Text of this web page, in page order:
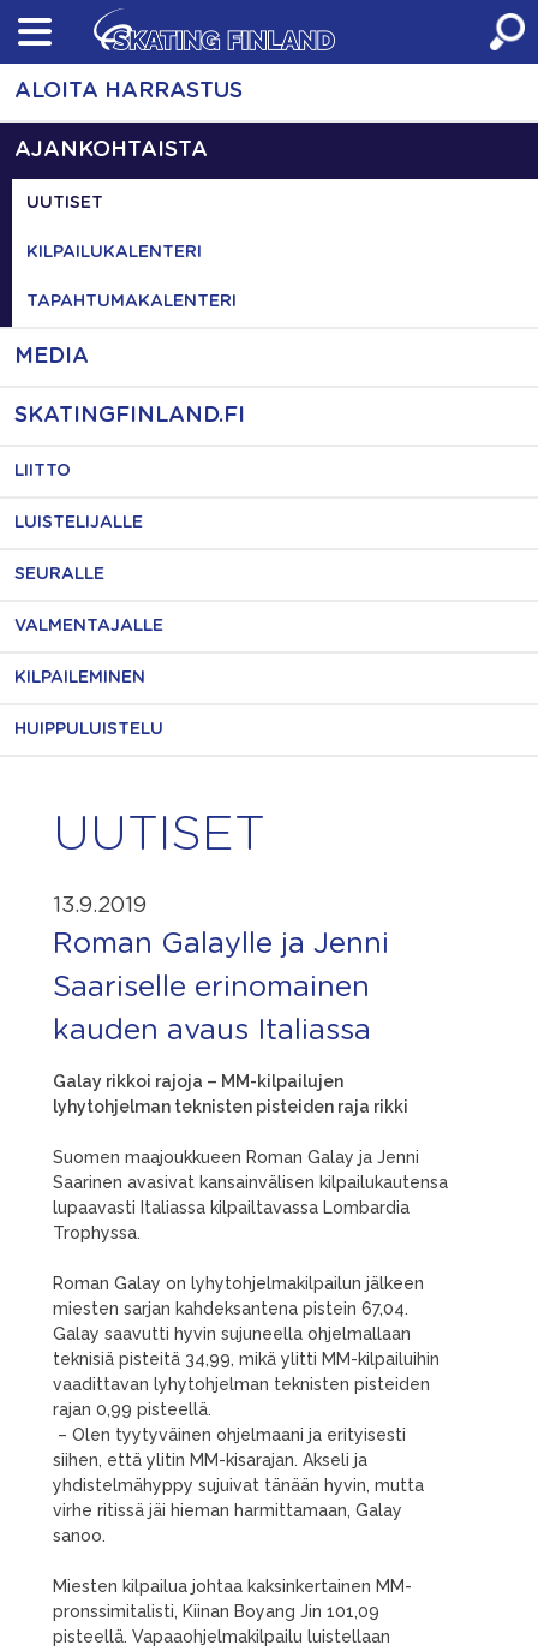
Skip
content
ALOITA HARRASTUS
AJANKOHTAISTA
UUTISET
KILPAILUKALENTERI
TAPAHTUMAKALENTERI
MEDIA
SKATINGFINLAND.FI
LIITTO
LUISTELIJALLE
SEURALLE
VALMENTAJALLE
KILPAILEMINEN
HUIPPULUISTELU
UUTISET
13.9.2019
Roman Galaylle ja Jenni
Saariselle erinomainen
kauden avaus Italiassa
Galay rikkoi rajoja – MM-kilpailujen
lyhytohjelman teknisten pisteiden raja rikki
Suomen maajoukkueen Roman Galay ja Jenni
Saarinen avasivat kansainvälisen kilpailukautensa
lupaavasti Italiassa kilpailtavassa Lombardia
Trophyssa.
Roman Galay on lyhytohjelmakilpailun jälkeen
miesten sarjan kahdeksantena pistein 67,04.
Galay saavutti hyvin sujuneella ohjelmallaan
teknisiä pisteitä 34,99, mikä ylitti MM-kilpailuihin
vaadittavan lyhytohjelman teknisten pisteiden
rajan 0,99 pisteellä.
– Olen tyytyväinen ohjelmaani ja erityisesti
siihen, että ylitin MM-kisarajan. Akseli ja
yhdistelmähyppy sujuivat tänään hyvin, mutta
virhe ritissä jäi hieman harmittamaan, Galay
sanoo.
Miesten kilpailua johtaa kaksinkertainen MM-
pronssimitalisti, Kiinan Boyang Jin 101,09
pisteellä. Vapaaohjelmakilpailu luistellaan